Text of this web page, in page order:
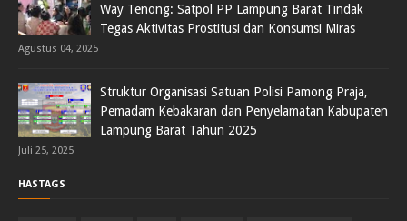
Way Tenong: Satpol PP Lampung Barat Tindak
Tegas Aktivitas Prostitusi dan Konsumsi Miras
Agustus 04, 2025
Struktur Organisasi Satuan Polisi Pamong Praja,
Pemadam Kebakaran dan Penyelamatan Kabupaten
Lampung Barat Tahun 2025
Juli 25, 2025
HASTAGS